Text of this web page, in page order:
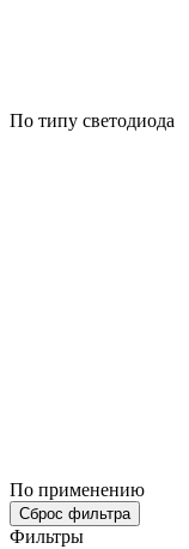
По типу светодиода
По применению
Сброс фильтра
Фильтры